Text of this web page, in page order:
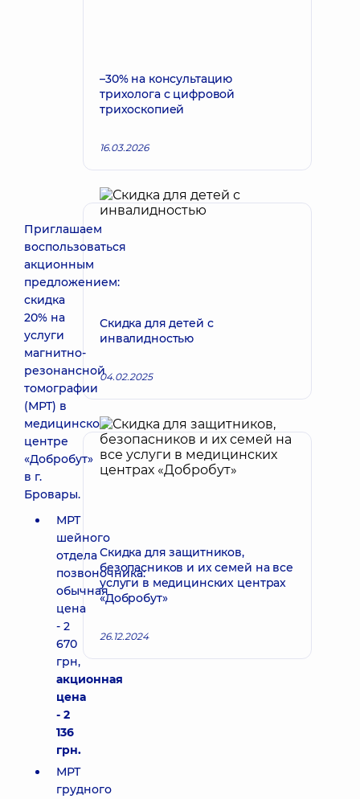
Приглашаем
воспользоваться
акционным
предложением:
скидка
20% на
услуги
магнитно-
резонансной
томографии
(МРТ) в
медицинском
центре
«Добробут»
в г.
Бровары.
МРТ
шейного
отдела
позвоночника:
обычная
цена
- 2
670
грн,
акционная
цена
- 2
136
грн.
МРТ
грудного
–30% на консультацию
трихолога с цифровой
трихоскопией
16.03.2026
Скидка для детей с
инвалидностью
04.02.2025
Скидка для защитников,
безопасников и их семей на все
услуги в медицинских центрах
«Добробут»
26.12.2024